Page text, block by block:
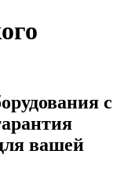
с
вашей